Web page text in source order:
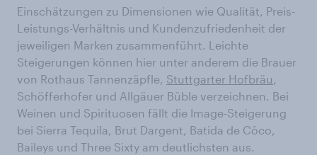
Einschätzungen zu Dimensionen wie Qualität, Preis-
Leistungs-Verhältnis und Kundenzufriedenheit der
jeweiligen Marken zusammenführt. Leichte
Steigerungen können hier unter anderem die Brauer
von Rothaus Tannenzäpfle, Stuttgarter Hofbräu ,
Schöfferhofer und Allgäuer Büble verzeichnen. Bei
Weinen und Spirituosen fällt die Image-Steigerung
bei Sierra Tequila, Brut Dargent, Batida de Côco,
Baileys und Three Sixty am deutlichsten aus.